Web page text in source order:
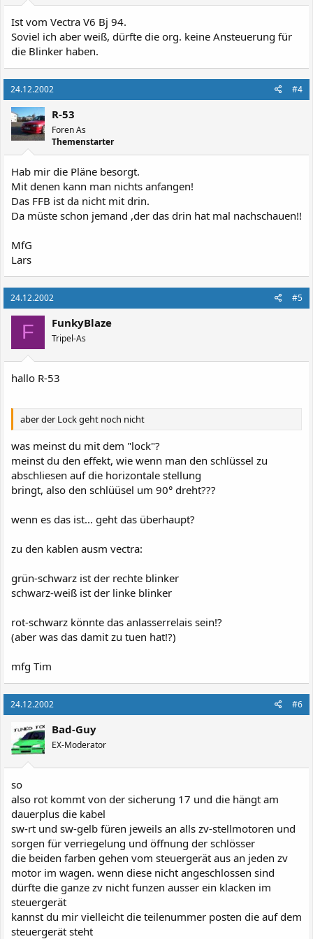
Ist vom Vectra V6 Bj 94.
Soviel ich aber weiß, dürfte die org. keine Ansteuerung für
die Blinker haben.
24.12.2002 #4
R-53
Foren As
Themenstarter
Hab mir die Pläne besorgt.
Mit denen kann man nichts anfangen!
Das FFB ist da nicht mit drin.
Da müste schon jemand ,der das drin hat mal nachschauen!!
MfG
Lars
24.12.2002 #5
F FunkyBlaze
Tripel-As
hallo R-53
aber der Lock geht noch nicht
was meinst du mit dem "lock"?
meinst du den effekt, wie wenn man den schlüssel zu
abschliesen auf die horizontale stellung
bringt, also den schlüüsel um 90° dreht???
wenn es das ist... geht das überhaupt?
zu den kablen ausm vectra:
grün-schwarz ist der rechte blinker
schwarz-weiß ist der linke blinker
rot-schwarz könnte das anlasserrelais sein!?
(aber was das damit zu tuen hat!?)
mfg Tim
24.12.2002 #6
Bad-Guy
EX-Moderator
so
also rot kommt von der sicherung 17 und die hängt am
dauerplus die kabel
sw-rt und sw-gelb füren jeweils an alls zv-stellmotoren und
sorgen für verriegelung und öffnung der schlösser
die beiden farben gehen vom steuergerät aus an jeden zv
motor im wagen. wenn diese nicht angeschlossen sind
dürfte die ganze zv nicht funzen ausser ein klacken im
steuergerät
kannst du mir vielleicht die teilenummer posten die auf dem
steuergerät steht